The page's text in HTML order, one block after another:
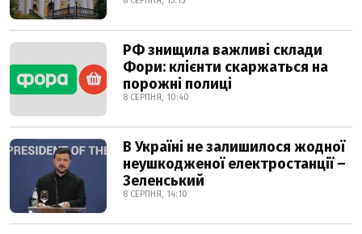
РФ знищила важливі склади
Фори: клієнти скаржаться на
порожні полиці
8 СЕРПНЯ, 10:40
В Україні не залишилося жодної
неушкодженої електростанції –
Зеленський
8 СЕРПНЯ, 14:10